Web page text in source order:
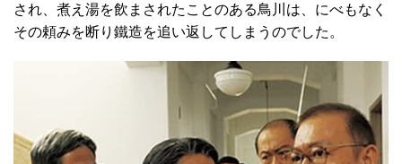
され、煮え湯を飲まされたことのある鳥川は、にべもなく
その頼みを断り鐵造を追い返してしまうのでした。